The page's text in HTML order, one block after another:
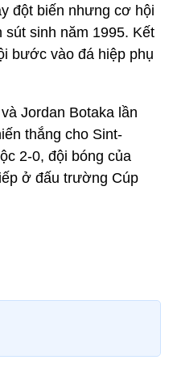
đột biến nhưng cơ hội
sinh năm 1995. Kết
bước vào đá hiệp phụ
Jordan Botaka lần
thắng cho Sint-
2-0, đội bóng của
ở đấu trường Cúp